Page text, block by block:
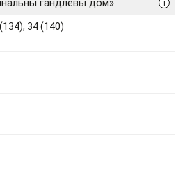
i
гандлевы дом»
34 (140)